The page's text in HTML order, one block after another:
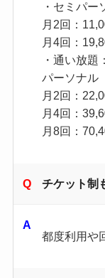
・セミパー
月2回：
月4回：
・通い放題
パーソナル
月2回：
月4回：
月8回：
チケット制
都度利用や